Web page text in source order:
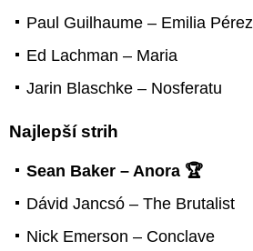
Paul Guilhaume – Emilia Pérez
Ed Lachman – Maria
Jarin Blaschke – Nosferatu
Najlepší strih
Sean Baker – Anora 🏆
Dávid Jancsó – The Brutalist
Nick Emerson – Conclave